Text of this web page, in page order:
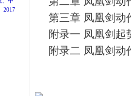
第三章 凤凰剑动
附录一 凤凰剑起
附录二 凤凰剑动